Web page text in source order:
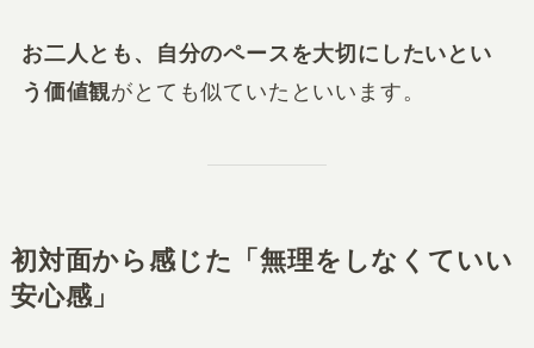
お二人とも、自分のペースを大切にしたいとい
う価値観がとても似ていたといいます。
初対面から感じた「無理をしなくていい
安心感」